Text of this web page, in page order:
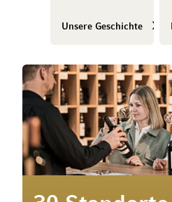
Unsere Geschichte